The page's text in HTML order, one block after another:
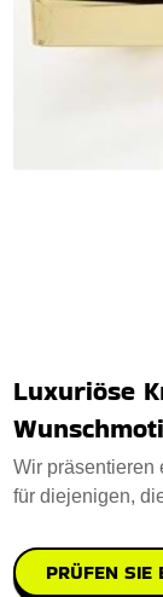
Luxuriöse
Wir präsentieren
für diejenigen,
PRÜFEN SIE